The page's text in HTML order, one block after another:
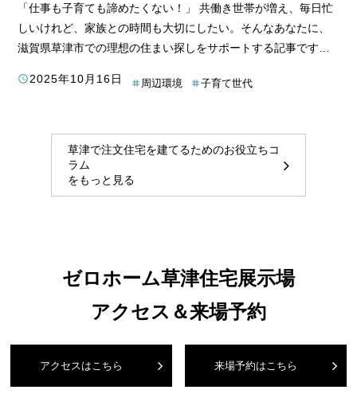
「仕事も子育ても諦めたくない！」
共働き世帯が増え、毎日忙
しいけれど、家族との時間も大切にしたい。そんなあなたに、
滋賀県草津市での理想の住まい探しをサポートする記事です。
夫を取り入れた、快適な暮らしを実現できるヒントが満載で
2025年10月16日 周辺環境 子育て世代
草津で注文住宅を建てるためのお役立ちコ
ラム
をもっと見る
ゼロホーム草津住宅展示場
アクセス＆来場予約
アクセスはこちら 来場予約はこちら